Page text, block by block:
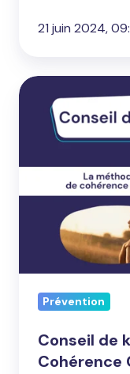
21 juin 2024,
Conseil
Méthode
Cohérence
l’Outil
Efficace
pour
Prévention
Conseil de
Cohérence